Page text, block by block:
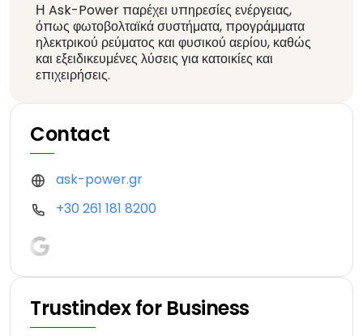
Η Ask-Power παρέχει υπηρεσίες ενέργειας,
όπως φωτοβολταϊκά συστήματα, προγράμματα
ηλεκτρικού ρεύματος και φυσικού αερίου, καθώς
και εξειδικευμένες λύσεις για κατοικίες και
επιχειρήσεις.
Contact
ask-power.gr
+30 261 181 8200
Trustindex for Business